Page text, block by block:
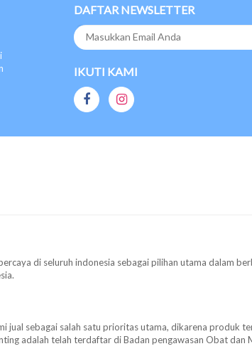
DAFTAR NEWSLETTER
IKUTI KAMI
di seluruh indonesia sebagai pilihan utama dalam
jual sebagai salah satu prioritas utama, dikarena produk
adalah telah terdaftar di Badan pengawasan Obat dan